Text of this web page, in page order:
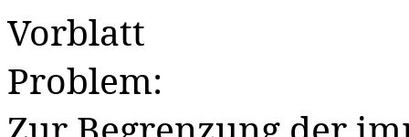
Vorblatt
Problem: